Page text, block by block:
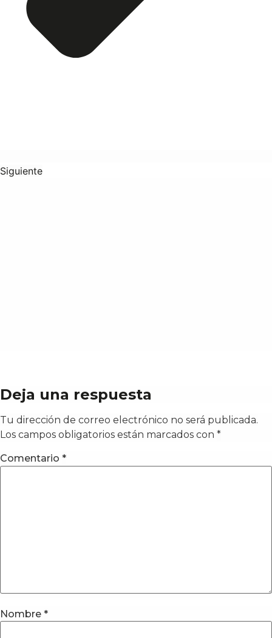
Siguiente
Deja una respuesta
Tu dirección de correo electrónico no será publicada.
Los campos obligatorios están marcados con *
Comentario *
Nombre *